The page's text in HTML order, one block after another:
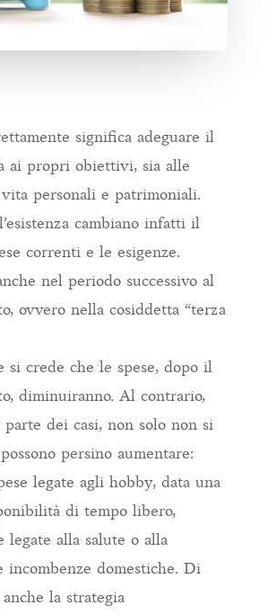
significa adeguare il
ai propri obiettivi, sia alle
personali e patrimoniali.
cambiano infatti il
correnti e le esigenze.
nel periodo successivo al
ovvero nella cosiddetta “terza
si crede che le spese, dopo il
diminuiranno. Al contrario,
parte dei casi, non solo non si
persino aumentare:
legate agli hobby, data una
di tempo libero,
legate alla salute o alla
incombenze domestiche. Di
la strategia